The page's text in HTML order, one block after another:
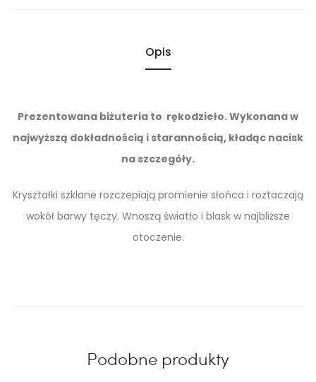
Opis
Prezentowana biżuteria to rękodzieło. Wykonana w
najwyższą dokładnością i starannością, kładąc nacisk
na szczegóły.
Kryształki szklane rozczepiają promienie słońca i roztaczają
wokół barwy tęczy. Wnoszą światło i blask w najbliższe
otoczenie.
Podobne produkty